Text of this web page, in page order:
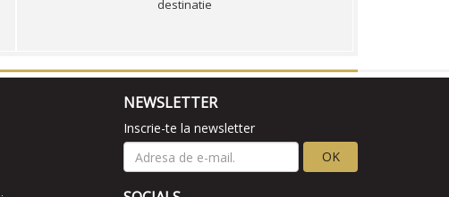
destinatie
NEWSLETTER
Inscrie-te la newsletter
OK